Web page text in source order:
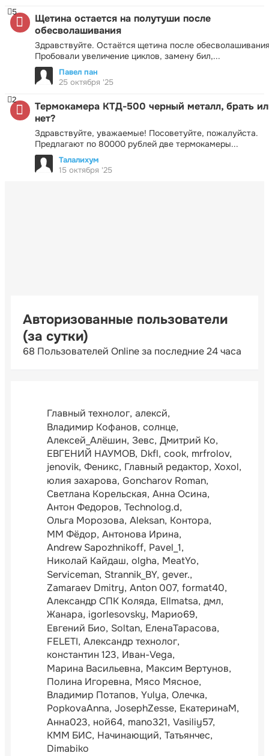
Щетина остается на полутуши после
обесволашивания
Здравствуйте. Остаётся щетина после
Пробовали увеличение циклов, замену бил,...
5
Павел пан
25 октября '25
Термокамера КТД-500 черный металл, брать
нет?
Здравствуйте, уважаемые! Посоветуйте, пожалуйста.
Предлагают по 80000 рублей две термокамеры...
2
Талалихум
15 октября '25
Авторизованные пользователи
(за сутки)
68 Пользователей Online за последние 24 часа
Главный технолог алексй
Владимир Кофанов солнце
Алексей_Алёшин Зевс Дмитрий Ко
ЕВГЕНИЙ НАУМОВ Dkfl cook mrfrolov
jenovik Феникс Главный редактор Xoxol
юлия захарова Goncharov Roman
Светлана Корельская Анна Осина
Антон Федоров Technolog.d
Ольга Морозова Aleksan Контора
ММ Фёдор Антонова Ирина
Andrew Sapozhnikoff Pavel_1
Николай Кайдаш olgha MeatYo
Serviceman Strannik_BY gever.
Zamaraev Dmitry Anton 007 format40
Александр СПК Коляда Ellmatsa дмл
Жанара igorlesovsky Марио69
Евгений Био Soltan ЕленаТарасова
FELETI Александр технолог
константин 123 Иван-Vega
Марина Васильевна Максим Вертунов
Полина Игоревна Мясо Мясное
Владимир Потапов Yulya Олечка
PopkovaAnna JosephZesse ЕкатеринаМ
Анна023 ной64 mano321 Vasiliy57
КММ БИС Начинающий Татьянчес
Dimabiko